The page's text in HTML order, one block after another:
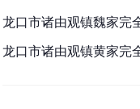
龙口市诸由观镇魏家完
龙口市诸由观镇黄家完